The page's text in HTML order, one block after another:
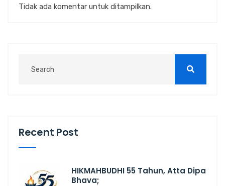
Tidak ada komentar untuk ditampilkan.
Recent Post
HIKMAHBUDHI 55 Tahun, Atta Dipa
Bhava;